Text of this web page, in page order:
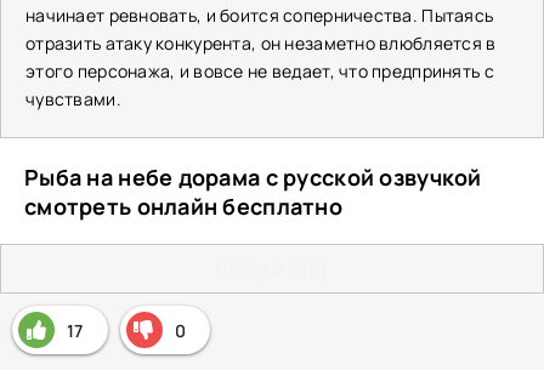
начинает ревновать, и боится соперничества. Пытаясь
отразить атаку конкурента, он незаметно влюбляется в
этого персонажа, и вовсе не ведает, что предпринять с
чувствами.
Рыба на небе дорама с русской озвучкой
смотреть онлайн бесплатно
17 0